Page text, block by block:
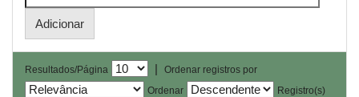
Resultados/Página |
Ordenar registros por
Ordenar
Registro(s)